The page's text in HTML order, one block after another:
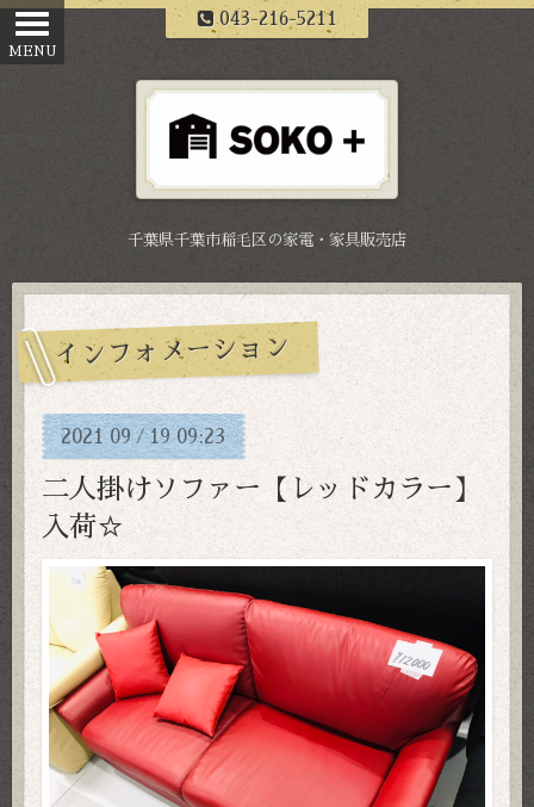
043-216-5211
千葉県千葉市稲毛区の家電・家具販売店
インフォメーション
2021 09/19 09:23
二人掛けソファー【レッドカラー】
入荷☆